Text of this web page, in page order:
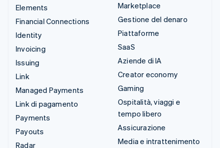
Elements
Financial Connections
Identity
Invoicing
Issuing
Link
Managed Payments
Link di pagamento
Payments
Payouts
Radar
Marketplace
Gestione del denaro
Piattaforme
SaaS
Aziende di IA
Creator economy
Gaming
Ospitalità, viaggi e
tempo libero
Assicurazione
Media e intrattenimento